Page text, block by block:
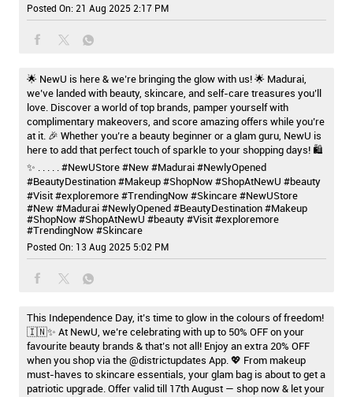
Posted On: 21 Aug 2025 2:17 PM
🌟 NewU is here & we’re bringing the glow with us! 🌟 Madurai,
we’ve landed with beauty, skincare, and self-care treasures you’ll
love. Discover a world of top brands, pamper yourself with
complimentary makeovers, and score amazing offers while you’re
at it. 🎉 Whether you’re a beauty beginner or a glam guru, NewU is
here to add that perfect touch of sparkle to your shopping days! 🛍️
✨ . . . . . #NewUStore #New #Madurai #NewlyOpened
#BeautyDestination #Makeup #ShopNow #ShopAtNewU #beauty
#Visit #exploremore #TrendingNow #Skincare#NewUStore
#New#Madurai#NewlyOpened#BeautyDestination#Makeup
#ShopNow#ShopAtNewU#beauty#Visit#exploremore
#TrendingNow#Skincare
Posted On: 13 Aug 2025 5:02 PM
This Independence Day, it’s time to glow in the colours of freedom!
🇮🇳✨ At NewU, we’re celebrating with up to 50% OFF on your
favourite beauty brands & that’s not all! Enjoy an extra 20% OFF
when you shop via the @districtupdates App. 💖 From makeup
must-haves to skincare essentials, your glam bag is about to get a
patriotic upgrade. Offer valid till 17th August — shop now & let your